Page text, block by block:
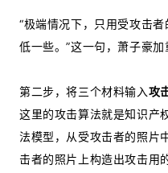
“极端情况下，只用受攻击
低一些。”这一句，萧子豪加
第二步，将三个材料输入攻
这里的攻击算法就是知识产
法模型，从受攻击者的照片
击者的照片上构造出攻击用